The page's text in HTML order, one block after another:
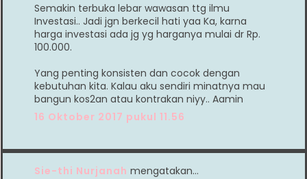
Semakin terbuka lebar wawasan ttg ilmu
Investasi.. Jadi jgn berkecil hati yaa Ka, karna
harga investasi ada jg yg harganya mulai dr Rp.
100.000.
Yang penting konsisten dan cocok dengan
kebutuhan kita. Kalau aku sendiri minatnya mau
bangun kos2an atau kontrakan niyy.. Aamin
16 Oktober 2017 pukul 11.56
Sie-thi Nurjanah mengatakan…